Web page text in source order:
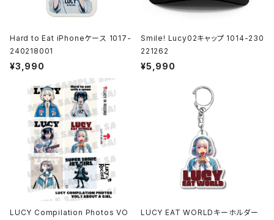
Hard to Eat iPhoneケース 1017-
240218001
¥3,990
Smile! Lucy02キャップ 1014-230
221262
¥5,990
LUCY Compilation Photos VO
LUCY EAT WORLDキーホルダー